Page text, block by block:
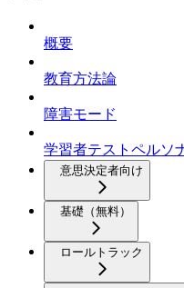
概要
教育方法論
障害モード
学習者テストペルソ
意思決定者向け
基礎（無料）
ロールトラック